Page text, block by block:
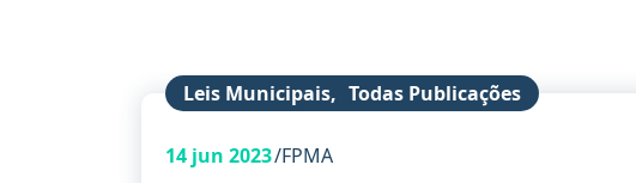
Leis Municipais, Todas Publicações
14 jun 2023 FPMA